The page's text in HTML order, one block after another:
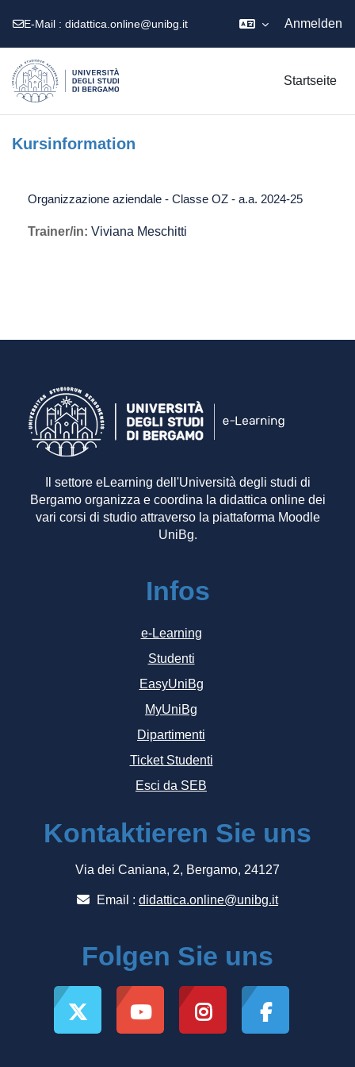
E-Mail : didattica.online@unibg.it Anmelden
Startseite
Kursinformation
Organizzazione aziendale - Classe OZ - a.a. 2024-25
Trainer/in: Viviana Meschitti
Il settore eLearning dell'Università degli studi di
Bergamo organizza e coordina la didattica online dei
vari corsi di studio attraverso la piattaforma Moodle
UniBg.
Infos
e-Learning
Studenti
EasyUniBg
MyUniBg
Dipartimenti
Ticket Studenti
Esci da SEB
Kontaktieren Sie uns
Via dei Caniana, 2, Bergamo, 24127
Email : didattica.online@unibg.it
Folgen Sie uns